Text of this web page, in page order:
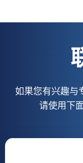
如果您有兴趣与
请使用下